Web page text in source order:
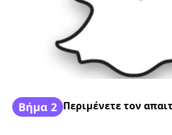
Βήμα 2 Περιμένετε τον